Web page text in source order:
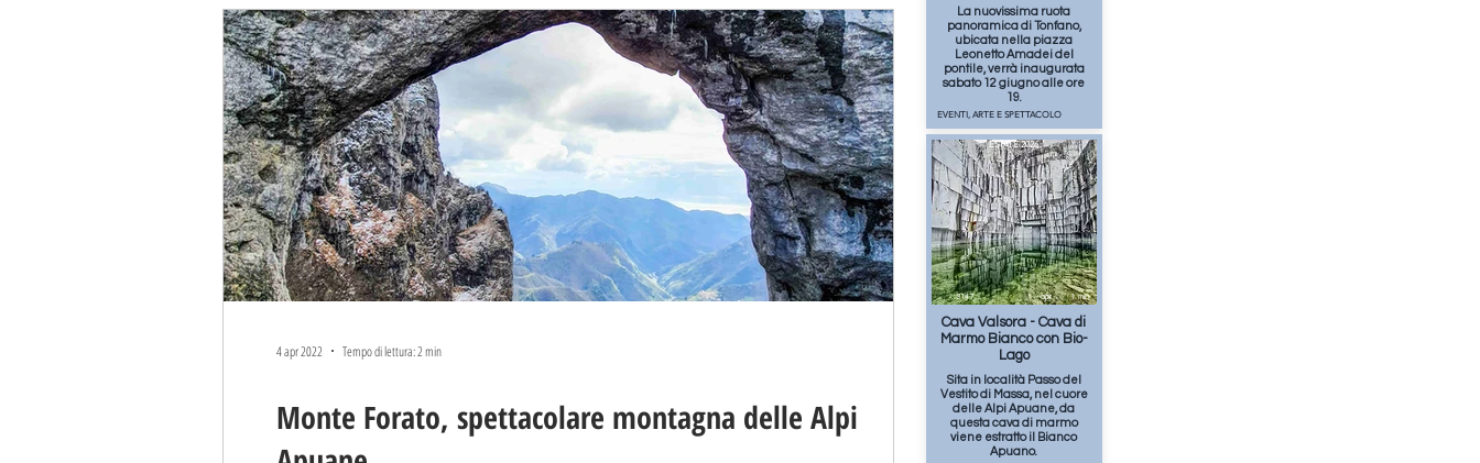
Monte Forato, spettacolare montagna delle Alpi
4 apr 2022 Tempo di lettura: 2 min
La nuovissima ruota
panoramica di Tonfano,
ubicata nella piazza
Leonetto Amadei del
pontile, verrà inaugurata
sabato 12 giugno alle ore
19.
EVENTI, ARTE E SPETTACOLO
ESTATE 2026
apr 1 min
3147
Cava Valsora - Cava di
Marmo Bianco con Bio-
Lago
Sita in località Passo del
Vestito di Massa, nel cuore
delle Alpi Apuane, da
questa cava di marmo
viene estratto il Bianco
Apuano.